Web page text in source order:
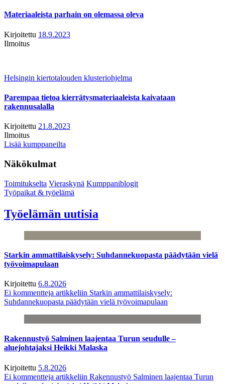
Materiaaleista parhain on olemassa oleva
Kirjoitettu 18.9.2023
Ilmoitus
Helsingin kiertotalouden klusteriohjelma
Parempaa tietoa kierrätysmateriaaleista kaivataan
rakennusalalla
Kirjoitettu 21.8.2023
Ilmoitus
Lisää kumppaneilta
Näkökulmat
Toimitukselta Vieraskynä Kumppaniblogit
Työpaikat & työelämä
Työelämän uutisia
Starkin ammattilaiskysely: Suhdannekuopasta päädytään vielä
työvoimapulaan
Kirjoitettu 6.8.2026
Ei kommentteja artikkeliin Starkin ammattilaiskysely:
Suhdannekuopasta päädytään vielä työvoimapulaan
Rakennustyö Salminen laajentaa Turun seudulle –
aluejohtajaksi Heikki Malaska
Kirjoitettu 5.8.2026
Ei kommentteja artikkeliin Rakennustyö Salminen laajentaa Turun